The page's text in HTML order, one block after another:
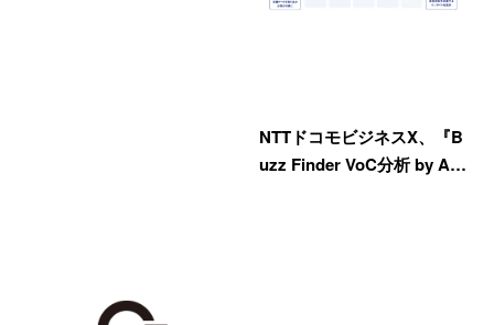
NTTドコモビジネスX、『B
uzz Finder VoC分析 by A…